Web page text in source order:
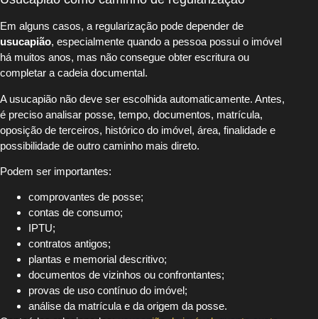
Em alguns casos, a regularização pode depender de
usucapião, especialmente quando a pessoa possui o imóvel
há muitos anos, mas não consegue obter escritura ou
completar a cadeia documental.
A usucapião não deve ser escolhida automaticamente. Antes,
é preciso analisar posse, tempo, documentos, matrícula,
oposição de terceiros, histórico do imóvel, área, finalidade e
possibilidade de outro caminho mais direto.
Podem ser importantes:
comprovantes de posse;
contas de consumo;
IPTU;
contratos antigos;
plantas e memorial descritivo;
documentos de vizinhos ou confrontantes;
provas de uso contínuo do imóvel;
análise da matrícula e da origem da posse.